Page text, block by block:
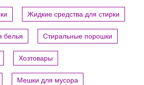
Жидкие средства для стирки
белья Стиральные порошки
Хозтовары
Мешки для мусора